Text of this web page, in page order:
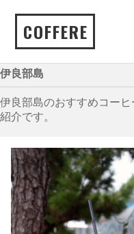
COFFERE
伊良部島
伊良部島のおすすめコー
紹介です。